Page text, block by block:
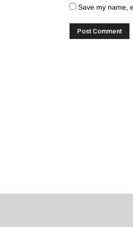
Save my name,